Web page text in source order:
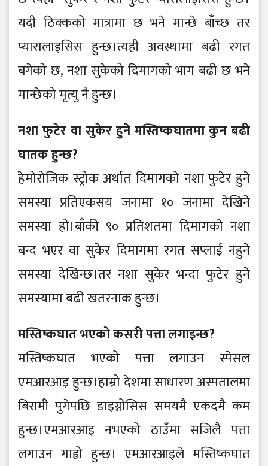
यदी ठिक्कको मात्रामा छ भने मान्छे बाँच्छ तर
प्यारालाइसिस हुन्छ।त्यही अवस्थामा बढी रगत
बगेको छ, नशा सुकेको दिमागको भाग बढी छ भने
मान्छेको मृत्यु नै हुन्छ।
नशा फुटेर वा सुकेर हुने मस्तिष्कघातमा कुन बढी
घातक हुन्छ?
हेमोरोजिक स्ट्रोक अर्थात दिमागको नशा फुटेर हुने
समस्या प्रतिएकसय जनामा १० जनामा देखिने
समस्या हो।बाँकी ९० प्रतिशतमा दिमागको नशा
बन्द भएर वा सुकेर दिमागमा रगत सप्लाई नहुने
समस्या देखिन्छ।तर नशा सुकेर भन्दा फुटेर हुने
समस्यामा बढी खतरनाक हुन्छ।
मस्तिष्कघात भएको कसरी पत्ता लगाइन्छ?
मस्तिष्कघात भएको पत्ता लगाउन स्पेसल
एमआरआइ हुन्छ।हाम्रो देशमा साधारण अस्पतालमा
बिरामी पुगेपछि डाइग्नोसिस समयमै एकदमै कम
हुन्छ।एमआरआइ नभएको ठाउँमा सजिलै पत्ता
लगाउन गाह्रो हुन्छ। एमआरआइले मस्तिष्कघात